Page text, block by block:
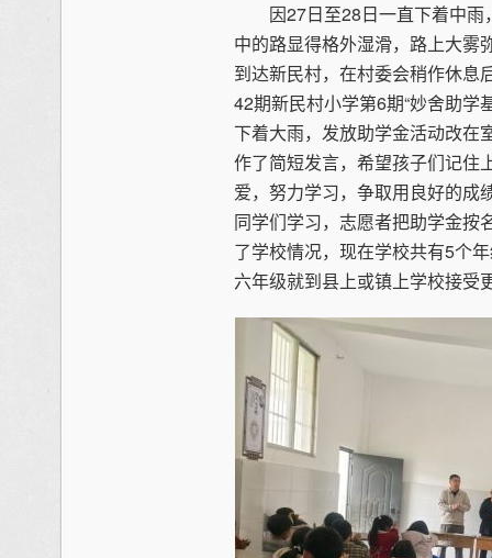
因27日至28日一直下着中雨
中的路显得格外湿滑，路上大雾
到达新民村，在村委会稍作休息
42期新民村小学第6期“妙舍助学
下着大雨，发放助学金活动改在
作了简短发言，希望孩子们记住
爱，努力学习，争取用良好的成
同学们学习，志愿者把助学金按
了学校情况，现在学校共有5个
六年级就到县上或镇上学校接受